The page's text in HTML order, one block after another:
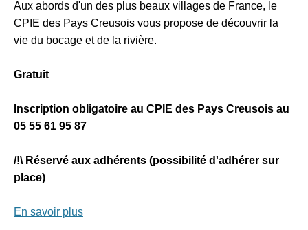
Aux abords d'un des plus beaux villages de France, le
CPIE des Pays Creusois vous propose de découvrir la
vie du bocage et de la rivière.
Gratuit
Inscription obligatoire au CPIE des Pays Creusois au
05 55 61 95 87
/!\ Réservé aux adhérents (possibilité d'adhérer sur
place)
En savoir plus